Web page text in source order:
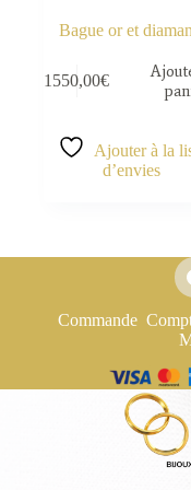
Bague or et
1550,00€
Ajouter à la
d’envies
Commande